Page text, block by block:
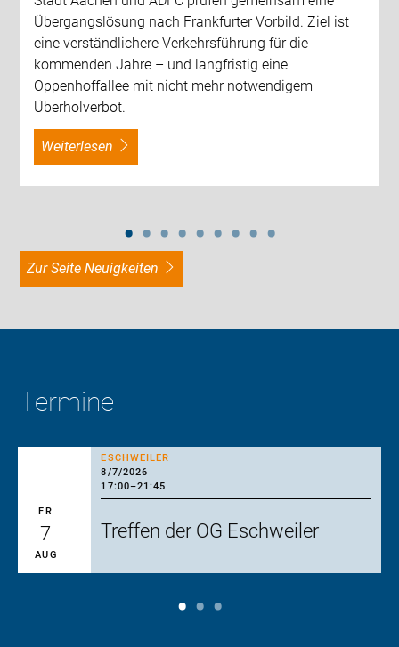
Übergangslösung nach Frankfurter Vorbild. Ziel ist
eine verständlichere Verkehrsführung für die
kommenden Jahre – und langfristig eine
Oppenhoffallee mit nicht mehr notwendigem
Überholverbot.
weiterlesen
zur Seite Neuigkeiten
Termine
ESCHWEILER
8/7/2026
17:00–21:45
FR
7
AUG
Treffen der OG Eschweiler